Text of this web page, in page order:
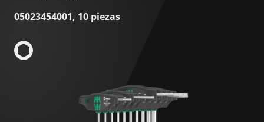
05023454001, 10 piezas